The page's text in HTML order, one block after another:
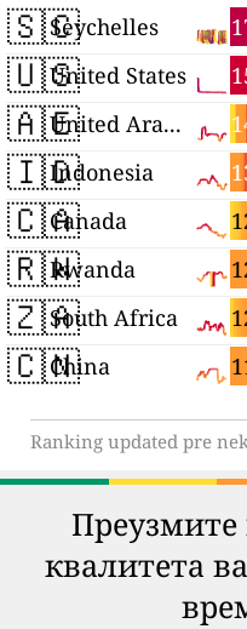
🇸🇨Seychelles
🇺🇸United States
🇦🇪 United Arab Emirates
🇮🇩Indonesia
🇨🇦Canada
🇷🇼Rwanda
🇿🇦South Africa
🇨🇳China
Ranking updated pre
Преузмите
квалитета